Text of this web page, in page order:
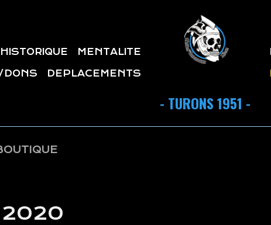
HISTORIQUE MENTALITE
DONS DEPLACEMENTS
- TURONS 1951 -
2020